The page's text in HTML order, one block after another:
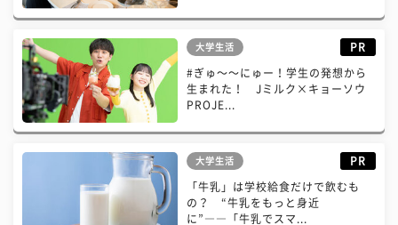
大学生活 PR
#ぎゅ〜〜にゅー！学生の発想から
生まれた！ Jミルク×キョーソウ
PROJE...
大学生活 PR
「牛乳」は学校給食だけで飲むも
の？ “牛乳をもっと身近
に”――「牛乳でスマ...